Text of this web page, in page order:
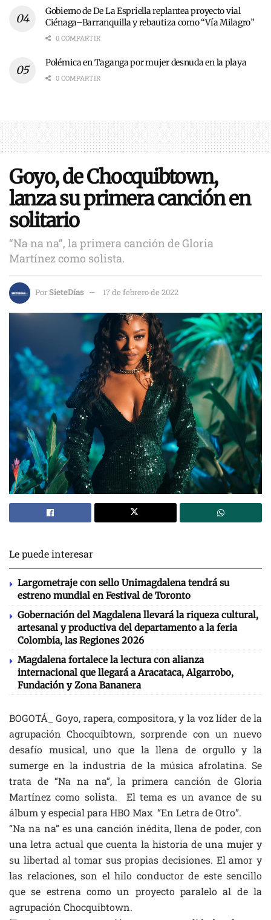
Gobierno de De La Espriella replantea proyecto vial
Ciénaga–Barranquilla y rebautiza como “Vía Milagro”
0 COMPARTIR
Polémica en Taganga por mujer desnuda en la playa
0 COMPARTIR
Goyo, de Chocquibtown,
lanza su primera canción en
solitario
“Na na na”, la primera canción de Gloria
Martínez como solista.
PorSieteDías 17 de febrero de 2022
Le puede interesar
Largometraje con sello Unimagdalena tendrá su
estreno mundial en Festival de Toronto
Gobernación del Magdalena llevará la riqueza cultural,
artesanal y productiva del departamento a la feria
Colombia, las Regiones 2026
Magdalena fortalece la lectura con alianza
internacional que llegará a Aracataca, Algarrobo,
Fundación y Zona Bananera
BOGOTÁ_ Goyo, rapera, compositora, y la voz líder de la
agrupación Chocquibtown, sorprende con un nuevo
desafío musical, uno que la llena de orgullo y la
sumerge en la industria de la música afrolatina. Se
trata de “Na na na”, la primera canción de Gloria
Martínez como solista. El tema es un avance de su
álbum y especial para HBO Max “En Letra de Otro”.
“Na na na” es una canción inédita, llena de poder, con
una letra actual que cuenta la historia de una mujer y
su libertad al tomar sus propias decisiones. El amor y
las relaciones, son el hilo conductor de este sencillo
que se estrena como un proyecto paralelo al de la
agrupación Chocquibtown.